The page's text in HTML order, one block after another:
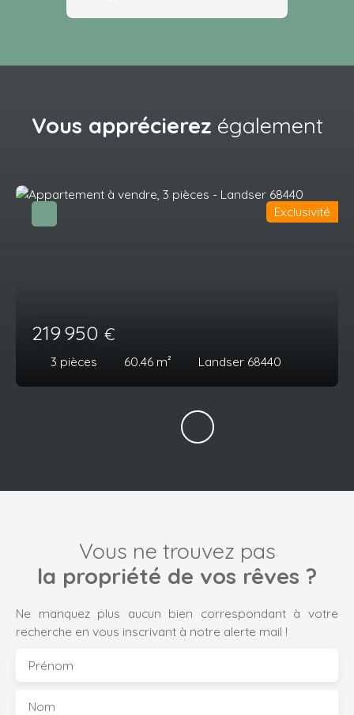
Vous apprécierez également
219 950 €
3 pièces 60.46 m² Landser 68440
Exclusivité
Vous ne trouvez pas
la propriété de vos rêves ?
Ne manquez plus aucun bien correspondant à votre
recherche en vous inscrivant à notre alerte mail !
Prénom
Nom